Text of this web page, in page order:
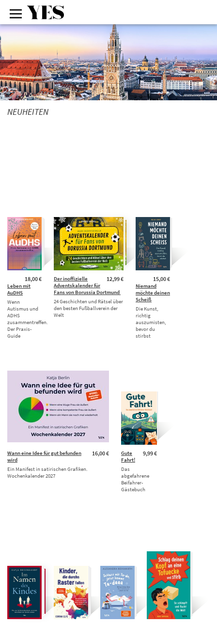
NEUHEITEN
18,00 €
Leben mit
AuDHS
Wenn
Autismus und
ADHS
zusammentreffen.
Der Praxis-
Guide
12,99 €
Der inoffizielle
Adventskalender für
Fans von Borussia Dortmund
24 Geschichten und Rätsel über
den besten Fußballverein der
Welt
15,00 €
Niemand
möchte deinen
Scheiß
Die Kunst,
richtig
auszumisten,
bevor du
stirbst
16,00 €
Wann eine Idee für gut befunden
wird
Ein Manifest in satirischen Grafiken.
Wochenkalender 2027
9,99 €
Gute
Fahrt!
Das
abgefahrene
Beifahrer-
Gästebuch